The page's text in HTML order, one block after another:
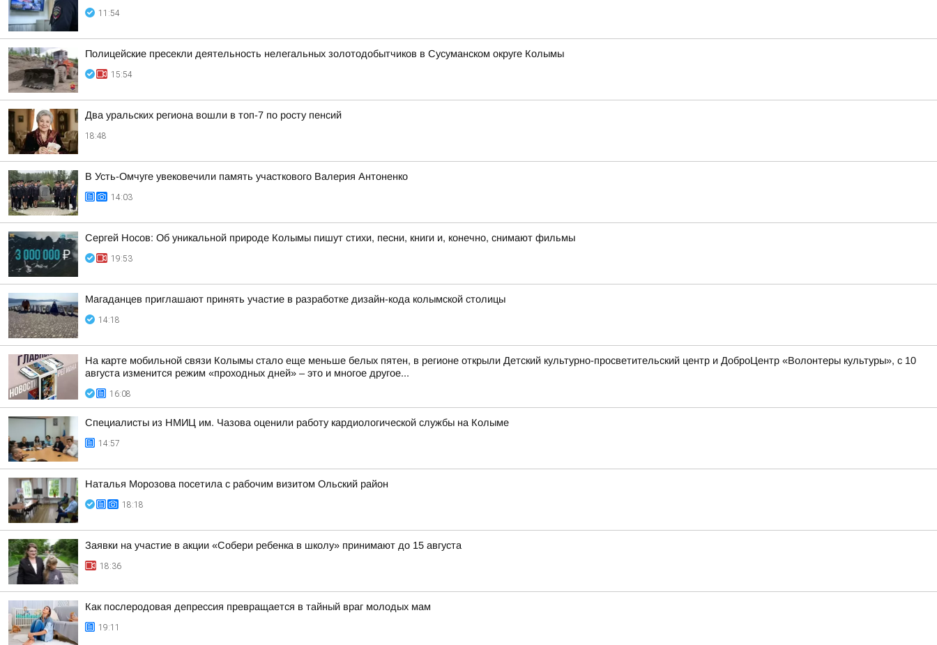
11:54
Полицейские пресекли деятельность нелегальных золотодобытчиков в Сусуманском округе Колымы
15:54
Два уральских региона вошли в топ-7 по росту пенсий
18:48
В Усть-Омчуге увековечили память участкового Валерия Антоненко
14:03
Сергей Носов: Об уникальной природе Колымы пишут стихи, песни, книги и, конечно, снимают фильмы
19:53
Магаданцев приглашают принять участие в разработке дизайн-кода колымской столицы
14:18
На карте мобильной связи Колымы стало еще меньше белых пятен, в регионе открыли Детский культурно-просветительский центр и ДоброЦентр «Волонтеры культуры», с 10
августа изменится режим «проходных дней» – это и многое другое...
16:08
Специалисты из НМИЦ им. Чазова оценили работу кардиологической службы на Колыме
14:57
Наталья Морозова посетила с рабочим визитом Ольский район
18:18
Заявки на участие в акции «Собери ребенка в школу» принимают до 15 августа
18:36
Как послеродовая депрессия превращается в тайный враг молодых мам
19:11